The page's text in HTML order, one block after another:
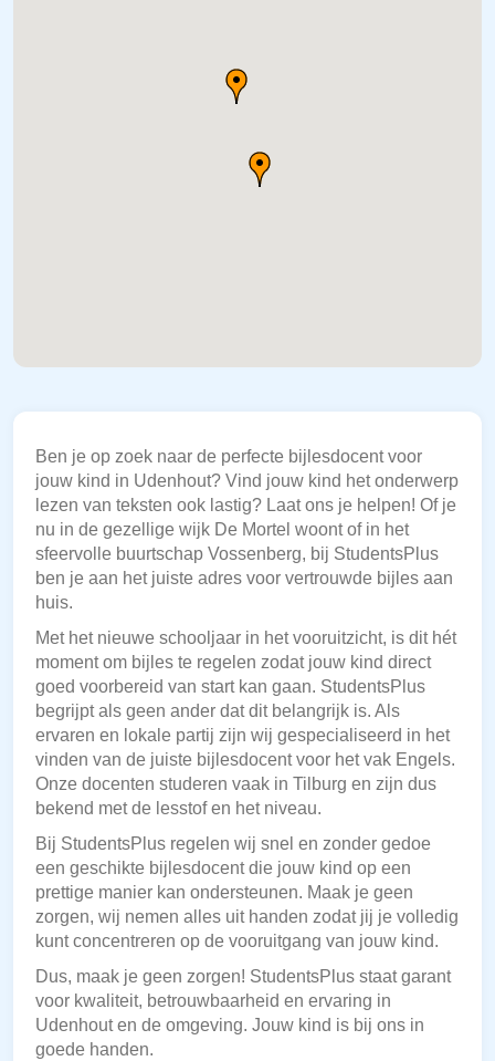
Ben je op zoek naar de perfecte bijlesdocent voor
jouw kind in Udenhout? Vind jouw kind het onderwerp
lezen van teksten ook lastig? Laat ons je helpen! Of je
nu in de gezellige wijk De Mortel woont of in het
sfeervolle buurtschap Vossenberg, bij StudentsPlus
ben je aan het juiste adres voor vertrouwde bijles aan
huis.
Met het nieuwe schooljaar in het vooruitzicht, is dit hét
moment om bijles te regelen zodat jouw kind direct
goed voorbereid van start kan gaan. StudentsPlus
begrijpt als geen ander dat dit belangrijk is. Als
ervaren en lokale partij zijn wij gespecialiseerd in het
vinden van de juiste bijlesdocent voor het vak Engels.
Onze docenten studeren vaak in Tilburg en zijn dus
bekend met de lesstof en het niveau.
Bij StudentsPlus regelen wij snel en zonder gedoe
een geschikte bijlesdocent die jouw kind op een
prettige manier kan ondersteunen. Maak je geen
zorgen, wij nemen alles uit handen zodat jij je volledig
kunt concentreren op de vooruitgang van jouw kind.
Dus, maak je geen zorgen! StudentsPlus staat garant
voor kwaliteit, betrouwbaarheid en ervaring in
Udenhout en de omgeving. Jouw kind is bij ons in
goede handen.